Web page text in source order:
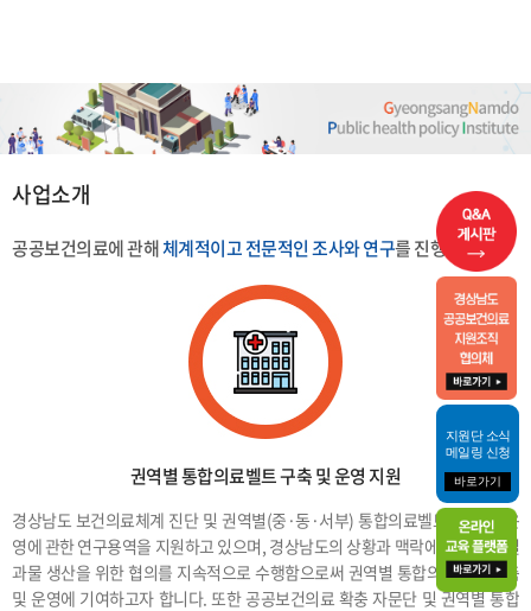
사업소개
공공보건의료에 관해체계적이고 전문적인 조사와 연구를 진행합니다
권역별 통합의료벨트 구축 및 운영 지원
경상남도 보건의료체계 진단 및 권역별(중·동·서부) 통합의료벨트 구축 및 운
영에 관한 연구용역을 지원하고 있으며, 경상남도의 상황과 맥락에 맞는 연구결
과물 생산을 위한 협의를 지속적으로 수행함으로써 권역별 통합의료벨트 구축
및 운영에 기여하고자 합니다. 또한 공공보건의료 확충 자문단 및 권역별 통합
지원단 소식
메일링 신청
바로가기